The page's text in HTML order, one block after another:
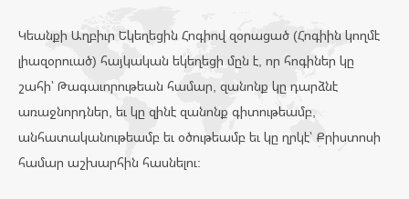
Կեանքի Աղբիւր Եկեղեցին Հոգիով զօրացած (Հոգիին կողմէ
լիազօրուած) հայկական եկեղեցի մըն է, որ հոգիներ կը
շահի՝ Թագաւորութեան համար, զանոնք կը դարձնէ
առաջնորդներ, եւ կը զինէ զանոնք գիտութեամբ,
անհատականութեամբ եւ օծութեամբ եւ կը ղրկէ՝ Քրիստոսի
համար աշխարհին հասնելու: